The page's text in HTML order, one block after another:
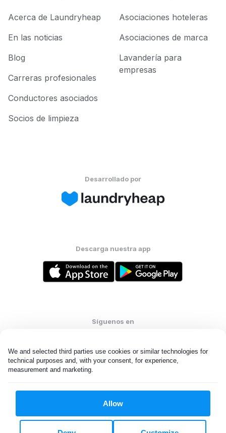
We and selected third parties use cookies or similar technologies for
technical purposes and, with your consent, for experience,
measurement and marketing.
Allow
Acerca de Laundryheap
En las noticias
Blog
Carreras profesionales
Conductores asociados
Socios de limpieza
Asociaciones hoteleras
Asociaciones de marca
Lavandería para
empresas
Desarrollado por
Descarga nuestra app
Síguenos en
esta página usted acepta nuestrapolítica de privacidady